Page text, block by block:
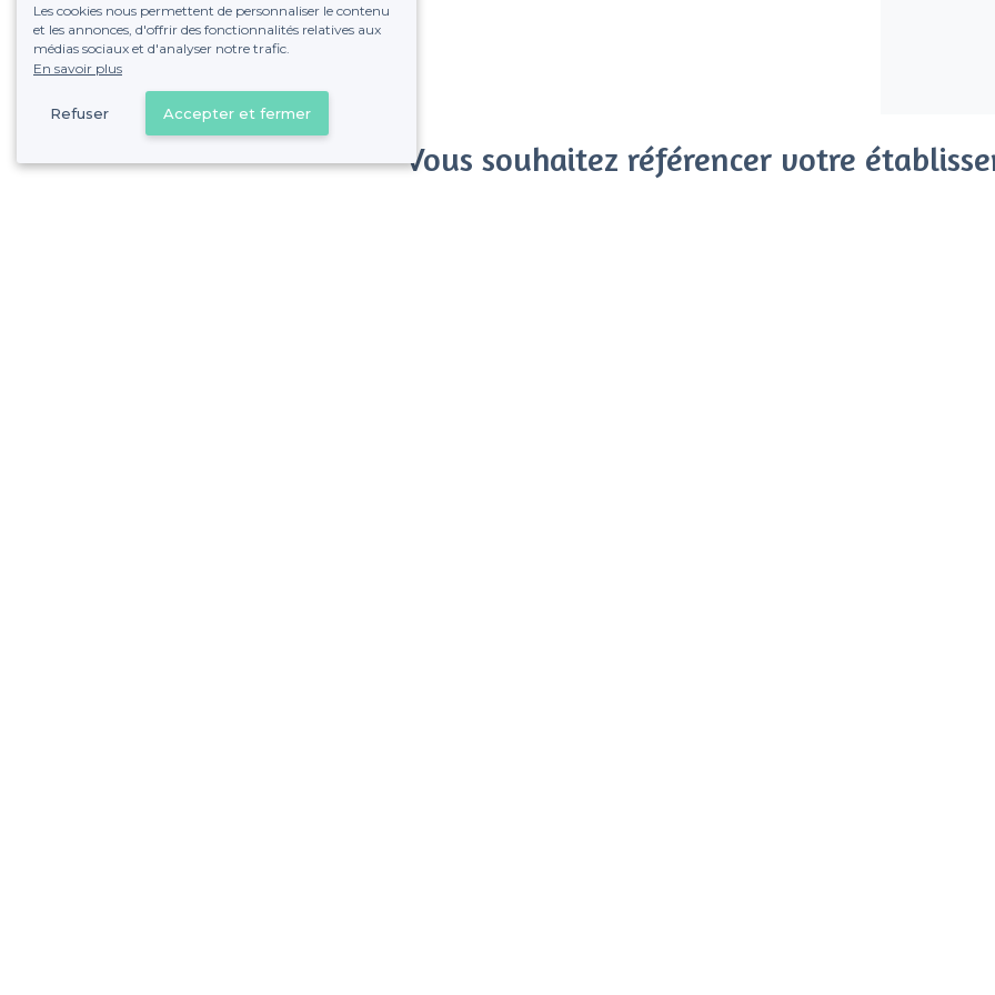
Vous souhaitez référencer votre
Les cookies nous permettent de personnaliser le contenu
et les annonces, d'offrir des fonctionnalités relatives aux
médias sociaux et d'analyser notre trafic.
En savoir plus
Refuser Accepter et fermer